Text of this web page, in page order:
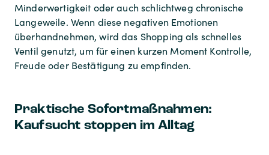
Minderwertigkeit oder auch schlichtweg chronische
Langeweile. Wenn diese negativen Emotionen
überhandnehmen, wird das Shopping als schnelles
Ventil genutzt, um für einen kurzen Moment Kontrolle,
Freude oder Bestätigung zu empfinden.
Praktische Sofortmaßnahmen:
Kaufsucht stoppen im Alltag